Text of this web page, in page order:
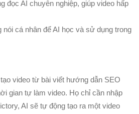
đọc AI chuyên nghiệp, giúp video hấp
nói cá nhân để AI học và sử dụng trong
video từ bài viết hướng dẫn SEO
gian tự làm video. Họ chỉ cần nhập
AI sẽ tự động tạo ra một video